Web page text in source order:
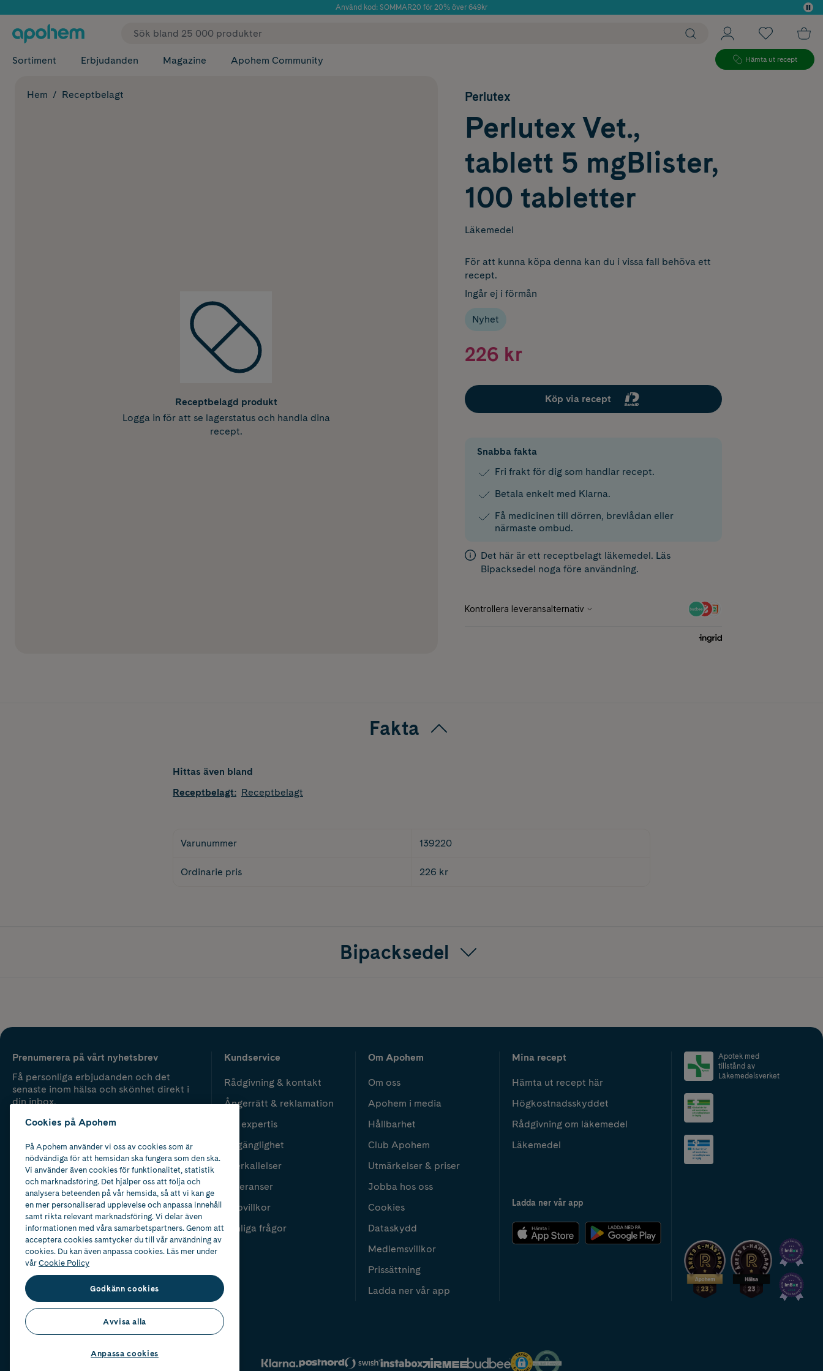
Använd kod: SOMMAR20 för 20% över 649kr
✓ Fri frakt
Sortiment Erbjudanden Magazine Apohem Community Hämta ut recept
Hem Receptbelagt
Receptbelagd produkt
Logga in för att se lagerstatus och handla dina
recept.
Perlutex
Perlutex Vet.,
tablett 5 mgBlister,
100 tabletter
Läkemedel
För att kunna köpa denna kan du i vissa fall behöva ett
recept.
Ingår ej i förmån
Nyhet
226 kr
Köp via recept
Snabba fakta
Fri frakt för dig som handlar recept.
Betala enkelt med Klarna.
Få medicinen till dörren, brevlådan eller
närmaste ombud.
Det här är ett receptbelagt läkemedel. Läs
Bipacksedel noga före användning.
Fakta
Hittas även bland
Receptbelagt: Receptbelagt
Varunummer 139220
Ordinarie pris 226 kr
Bipacksedel
Prenumerera på vårt nyhetsbrev
Få personliga erbjudanden och det
senaste inom hälsa och skönhet direkt i
din inbox.
Kundservice
Rådgivning & kontakt
Ångerrätt & reklamation
Vår expertis
Tillgänglighet
Återkallelser
Leveranser
Köpvillkor
Vanliga frågor
Om Apohem
Om oss
Apohem i media
Hållbarhet
Club Apohem
Utmärkelser & priser
Jobba hos oss
Cookies
Dataskydd
Medlemsvillkor
Prissättning
Ladda ner vår app
Mina recept
Hämta ut recept här
Högkostnadsskyddet
Rådgivning om läkemedel
Läkemedel
Ladda ner vår app
Apotek med
tillstånd av
Läkemedelsverket
2024
Cookies på Apohem
På Apohem använder vi oss av cookies som är
nödvändiga för att hemsidan ska fungera som den ska.
Vi använder även cookies för funktionalitet, statistik
och marknadsföring. Det hjälper oss att följa och
analysera beteenden på vår hemsida, så att vi kan ge
en mer personaliserad upplevelse och anpassa innehåll
samt rikta relevant marknadsföring. Vi delar även
informationen med våra samarbetspartners. Genom att
acceptera cookies samtycker du till vår användning av
cookies. Du kan även anpassa cookies. Läs mer under
vårCookie Policy
Godkänn cookies
Avvisa alla
Anpassa cookies